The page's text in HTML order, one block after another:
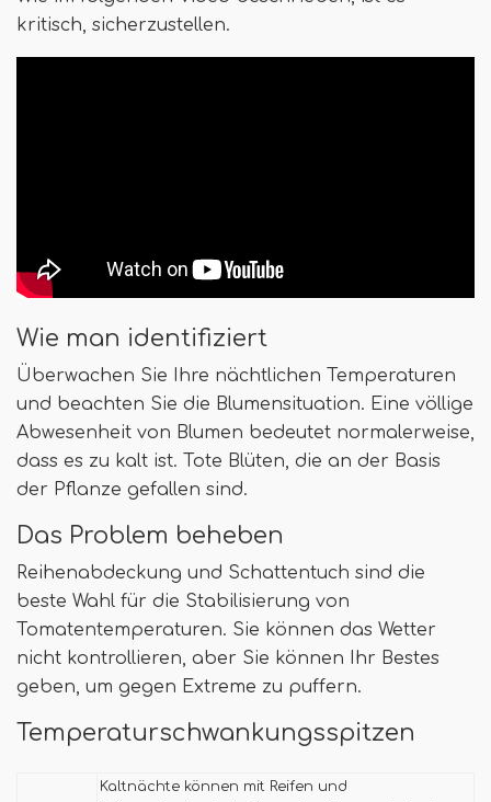
kritisch, sicherzustellen.
Wie man identifiziert
Überwachen Sie Ihre nächtlichen Temperaturen
und beachten Sie die Blumensituation. Eine völlige
Abwesenheit von Blumen bedeutet normalerweise,
dass es zu kalt ist. Tote Blüten, die an der Basis
der Pflanze gefallen sind.
Das Problem beheben
Reihenabdeckung und Schattentuch sind die
beste Wahl für die Stabilisierung von
Tomatentemperaturen. Sie können das Wetter
nicht kontrollieren, aber Sie können Ihr Bestes
geben, um gegen Extreme zu puffern.
Temperaturschwankungsspitzen
Kaltnächte können mit Reifen und